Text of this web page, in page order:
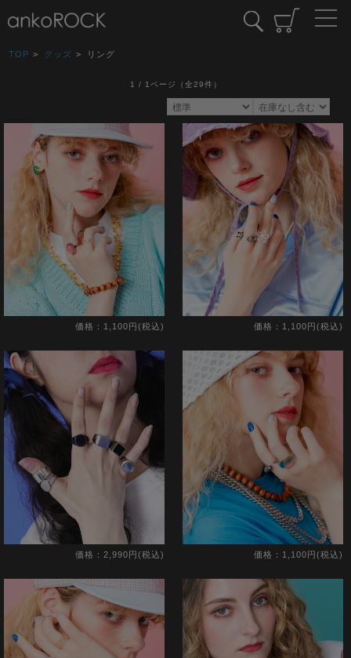
TOP > グッズ > リング
1 / 1ページ （全29件）
価格：1,100円(税込) 価格：1,100円(税込)
価格：2,990円(税込) 価格：1,100円(税込)